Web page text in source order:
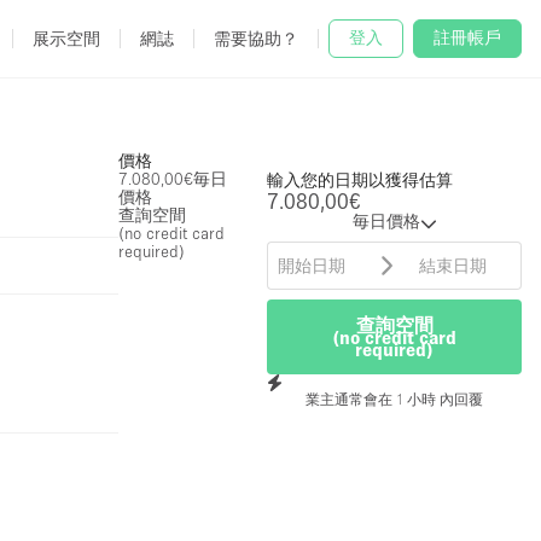
展示空間 網誌 需要協助？ 登入 註冊帳戶
輸入您的日期以獲得估算
7.080,00€
毎日價格
查詢空間
(no credit card
required)
業主通常會在 1 小時 內回覆
價格
7.080,00€毎日
價格
查詢空間
(no credit card
required)